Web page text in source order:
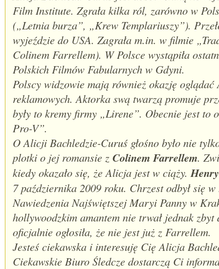
Film Institute. Zgrała kilka ról, zarówno w
(„Letnia burza”, „Krew Templariuszy”).
wyjeździe do USA. Zagrała m.in. w filmie
Colinem Farrellem). W Polsce wystąpiła
Polskich Filmów Fabularnych w Gdyni.
Polscy widzowie mają również okazję
reklamowych. Aktorka swą twarzą promuje
były to kremy firmy „Lirene”. Obecnie jest to
Pro-V”.
O Alicji Bachledzie-Curuś głośno było nie
plotki o jej romansie z Colinem Farrellem.
kiedy okazało się, że Alicja jest w ciąży.
7 października 2009 roku. Chrzest odbył się
Nawiedzenia Najświętszej Maryi Panny w
hollywoodzkim amantem nie trwał jednak
oficjalnie ogłosiła, że nie jest już z Farrellem.
Jesteś ciekawska i interesuję Cię Alicja
Ciekawskie Biuro Śledcze dostarczą Ci